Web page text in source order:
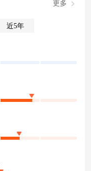
更多
近5年